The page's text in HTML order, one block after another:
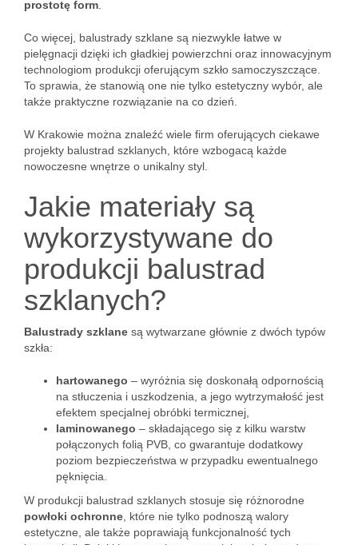
prostotę form
Co więcej, balustrady szklane są niezwykle łatwe w
pielęgnacji dzięki ich gładkiej powierzchni oraz innowacyjnym
technologiom produkcji oferującym szkło samoczyszczące.
To sprawia, że stanowią one nie tylko estetyczny wybór, ale
także praktyczne rozwiązanie na co dzień.
W Krakowie można znaleźć wiele firm oferujących ciekawe
projekty balustrad szklanych, które wzbogacą każde
nowoczesne wnętrze o unikalny styl.
Jakie materiały są
wykorzystywane do
produkcji balustrad
szklanych?
Balustrady szklane są wytwarzane głównie z dwóch typów
szkła:
hartowanego – wyróżnia się doskonałą odpornością
na stłuczenia i uszkodzenia, a jego wytrzymałość jest
efektem specjalnej obróbki termicznej,
laminowanego – składającego się z kilku warstw
połączonych folią PVB, co gwarantuje dodatkowy
poziom bezpieczeństwa w przypadku ewentualnego
pęknięcia.
W produkcji balustrad szklanych stosuje się różnorodne
powłoki ochronne , które nie tylko podnoszą walory
estetyczne, ale także poprawiają funkcjonalność tych